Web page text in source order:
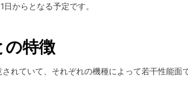
からとなる予定です。
特徴
れていて、それぞれの機種によって若干性能面